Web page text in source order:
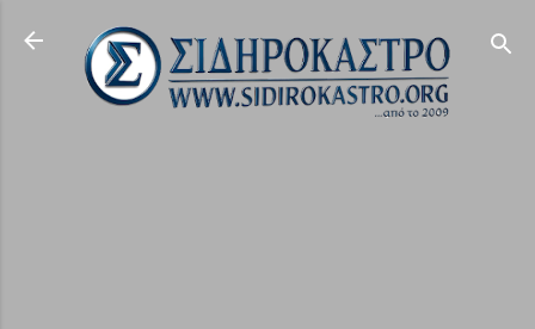
Μετάβαση στο κύριο περιεχόμενο